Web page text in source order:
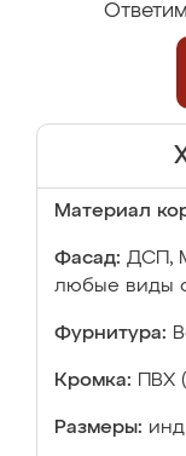
Материал
Фасад: ДСП,
любые виды
Фурнитура:
Кромка: ПВХ
Размеры: